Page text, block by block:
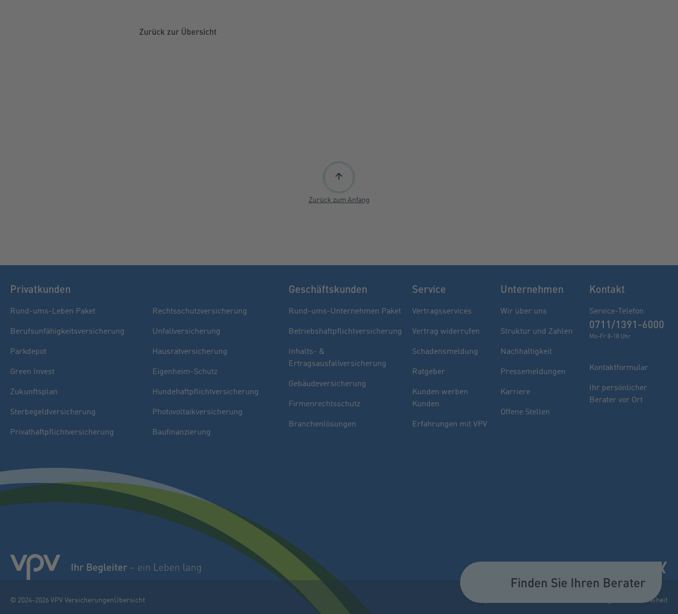
Finden Sie Ihren Berater
Finden Sie Ihren Berater
Sie haben noch Fragen oder möchten sich
indivuell beraten lassen.
Zurück zur Übersicht
Zurück zum Anfang
Privatkunden
Rund-ums-Leben Paket
Berufsunfähigkeitsversicherung
Parkdepot
Green Invest
Zukunftsplan
Sterbegeldversicherung
Privathaftpflichtversicherung
Rechtsschutzversicherung
Unfallversicherung
Hausratversicherung
Eigenheim-Schutz
Hundehaftpflichtversicherung
Photovoltaikversicherung
Baufinanzierung
Geschäftskunden
Rund-ums-Unternehmen Paket
Betriebshaftpflichtversicherung
Inhalts- &
Ertragsausfallversicherung
Gebäudeversicherung
Firmenrechtsschutz
Branchenlösungen
Service
Vertragsservices
Vertrag widerrufen
Schadensmeldung
Ratgeber
Kunden werben
Kunden
Erfahrungen mit VPV
Unternehmen
Wir über uns
Struktur und Zahlen
Nachhaltigkeit
Pressemeldungen
Karriere
Offene Stellen
Kontakt
Service-Telefon
0711/1391-6000
Mo-Fr 8-18 Uhr
Kontaktformular
Ihr persönlicher
Berater vor Ort
Barrierefreiheit
Übersicht
© 2024-2026 VPV Versicherungen